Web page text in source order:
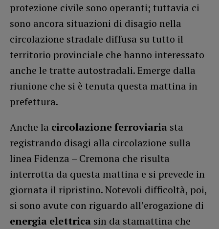
protezione civile sono operanti; tuttavia ci
sono ancora situazioni di disagio nella
circolazione stradale diffusa su tutto il
territorio provinciale che hanno interessato
anche le tratte autostradali. Emerge dalla
riunione che si è tenuta questa mattina in
prefettura.
Anche la circolazione ferroviaria sta
registrando disagi alla circolazione sulla
linea Fidenza – Cremona che risulta
interrotta da questa mattina e si prevede in
giornata il ripristino. Notevoli difficoltà, poi,
si sono avute con riguardo all’erogazione di
energia elettrica sin da stamattina che